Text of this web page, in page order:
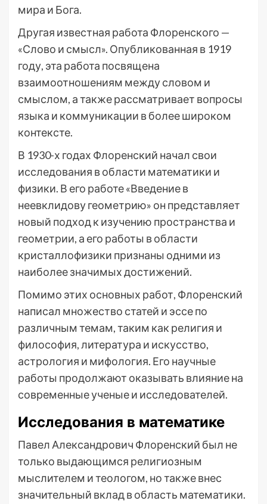
мира и Бога.
Другая известная работа Флоренского —
«Слово и смысл». Опубликованная в 1919
году, эта работа посвящена
взаимоотношениям между словом и
смыслом, а также рассматривает вопросы
языка и коммуникации в более широком
контексте.
В 1930-х годах Флоренский начал свои
исследования в области математики и
физики. В его работе «Введение в
неевклидову геометрию» он представляет
новый подход к изучению пространства и
геометрии, а его работы в области
кристаллофизики признаны одними из
наиболее значимых достижений.
Помимо этих основных работ, Флоренский
написал множество статей и эссе по
различным темам, таким как религия и
философия, литература и искусство,
астрология и мифология. Его научные
работы продолжают оказывать влияние на
современные ученые и исследователей.
Исследования в математике
Павел Александрович Флоренский был не
только выдающимся религиозным
мыслителем и теологом, но также внес
значительный вклад в область математики.